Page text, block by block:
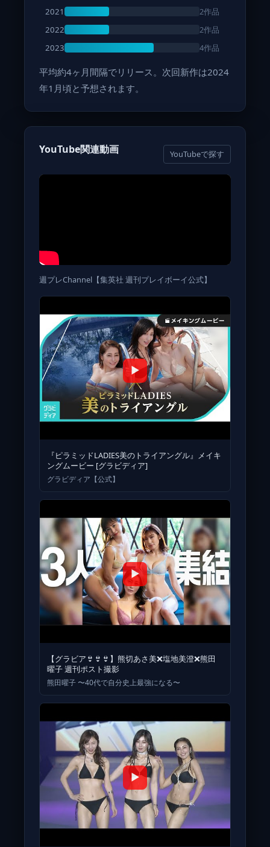
2021
2作品
2022
2作品
2023
4作品
平均約4ヶ月間隔でリリース。次回新作は2024
年1月頃と予想されます。
YouTube関連動画 YouTubeで探す
週プレChannel【集英社 週刊プレイボーイ公式】
▶
『ピラミッドLADIES美のトライアングル』メイキ
ングムービー [グラビディア]
グラビディア【公式】
▶
【グラビア👙👙👙】熊切あさ美❌塩地美澄❌熊田
曜子 週刊ポスト撮影
熊田曜子 〜40代で自分史上最強になる〜
▶